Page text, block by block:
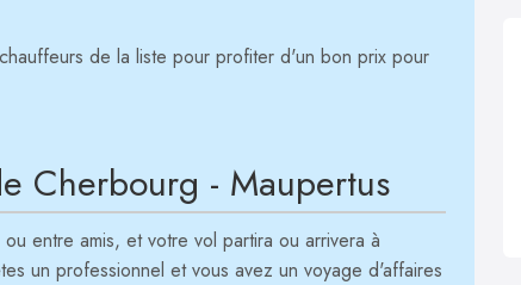
de la liste pour profiter d'un bon prix pour
Cherbourg - Maupertus
entre amis, et votre vol partira ou arrivera à
un professionnel et vous avez un voyage d'affaires